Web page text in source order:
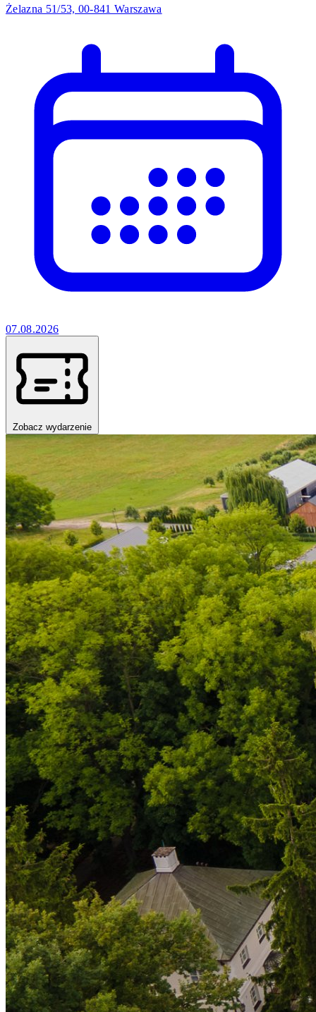
Żelazna 51/53, 00-841 Warszawa
07.08.2026
Zobacz wydarzenie